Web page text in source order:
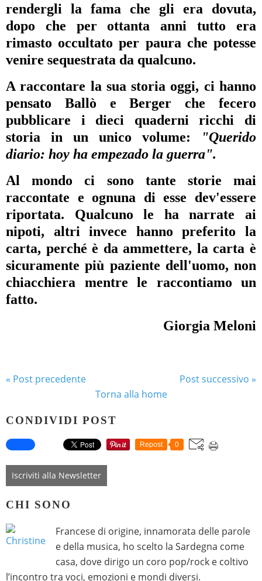
rendergli la fama che gli era dovuta,
dopo che per ottanta anni tutto era
rimasto occultato per paura che potesse
venire sequestrata da qualcuno.
A raccontare la sua storia oggi, ci hanno
pensato Ballò e Berger che fecero
pubblicare i dieci quaderni ricchi di
storia in un unico volume:
"Querido
diario: hoy ha empezado la guerra".
Al mondo ci sono tante storie mai
raccontate e ognuna di esse dev'essere
riportata. Qualcuno le ha narrate ai
nipoti, altri invece hanno preferito la
carta, perché è da ammettere, la carta è
sicuramente più paziente dell'uomo, non
chiacchiera mentre le raccontiamo un
fatto.
Giorgia Meloni
« Post precedente
Post successivo »
Torna alla home
CONDIVIDI POST
Repost 0
Iscriviti alla Newsletter
CHI SONO
Francese di origine, innamorata delle parole
e della musica, ho scelto la Sardegna come
casa, dove dirigo un coro pop/rock e coltivo
l’incontro tra voci, emozioni e mondi diversi.